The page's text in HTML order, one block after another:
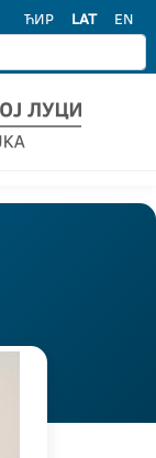
ЋИР LAT EN